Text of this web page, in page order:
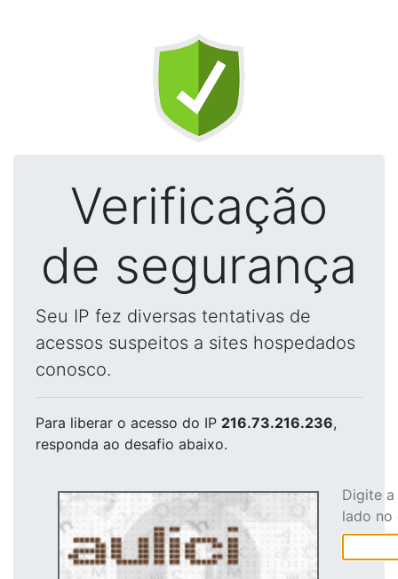
Verificação
de segurança
Seu IP fez diversas tentativas de
acessos suspeitos a sites hospedados
conosco.
Para liberar o acesso do IP 216.73.216.236,
responda ao desafio abaixo.
Digite
lado no